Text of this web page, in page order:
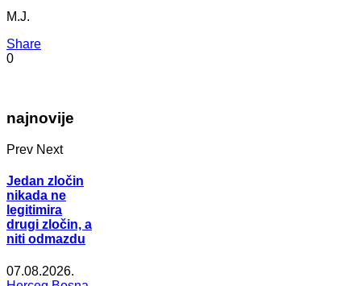
M.J.
Share
0
najnovije
Prev Next
Jedan zločin
nikada ne
legitimira
drugi zločin, a
niti odmazdu
07.08.2026.